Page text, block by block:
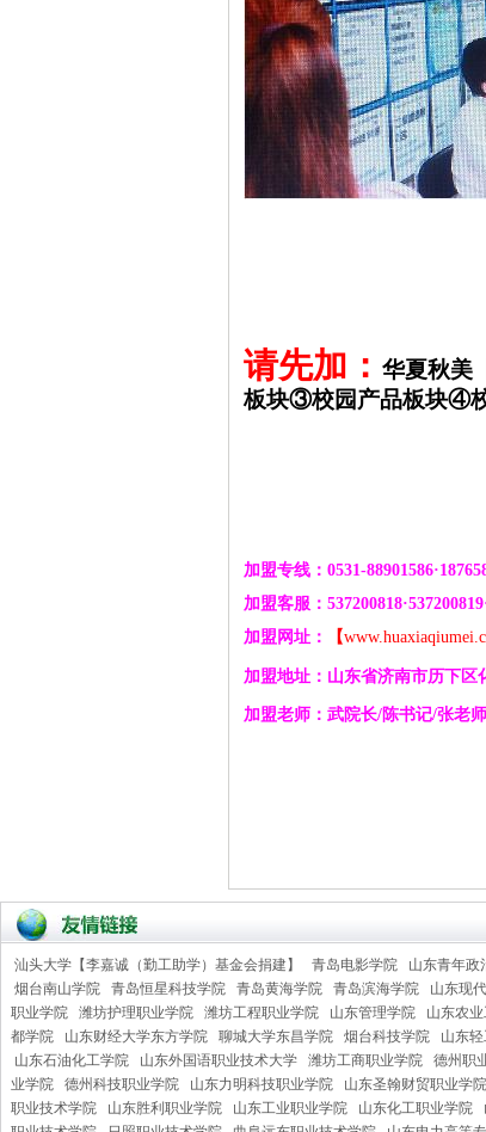
请先加： 华夏秋美
板块③校园产品板块④校
加盟专线： 0531-88901586·
加盟客服： 537200818·537200819
加盟网址：
【
加盟地址：山东省济南市历下区
加盟老师：武院长/陈书记/张老师
汕头大学【李嘉诚（勤工助学）基金会捐建】 青岛电影学院 山东青年政
烟台南山学院
青岛恒星科技学院 青岛黄海学院 青岛滨海学院 山东现
职业学院
潍坊护理职业学院 潍坊工程职业学院 山东管理学院 山东农
都学院
山东财经大学东方学院 聊城大学东昌学院 烟台科技学院 山东
山东石油化工学院
山东外国语职业技术大学 潍坊工商职业学院 德州职
业学院
德州科技职业学院 山东力明科技职业学院 山东圣翰财贸职业学院
职业技术学院
山东胜利职业学院 山东工业职业学院 山东化工职业学院